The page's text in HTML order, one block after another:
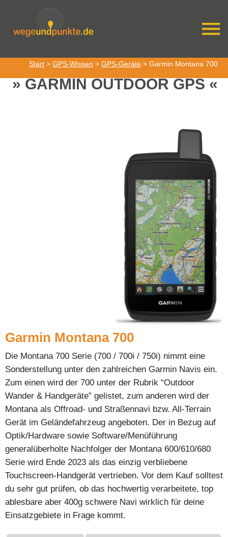
Start > GPS-Wissen > GPS-Geräte > Garmin Montana 700
GARMIN OUTDOOR GPS
Garmin Montana 700
Die Montana 700 Serie (700 / 700i / 750i) nimmt eine
Sonderstellung unter den zahlreichen Garmin Navis ein.
Zum einen wird der 700 unter der Rubrik “Outdoor
Wander & Handgeräte” gelistet, zum anderen wird der
Montana als Offroad- und Straßennavi bzw. All-Terrain
Gerät im Geländefahrzeug angeboten. Der in Bezug auf
Optik/Hardware sowie Software/Menüführung
generalüberholte Nachfolger der Montana 600/610/680
Serie wird Ende 2023 als das einzig verbliebene
Touchscreen-Handgerät vertrieben. Vor dem Kauf solltest
du sehr gut prüfen, ob das hochwertig verarbeitete, top
ablesbare aber 400g schwere Navi wirklich für deine
Einsatzgebiete in Frage kommt.